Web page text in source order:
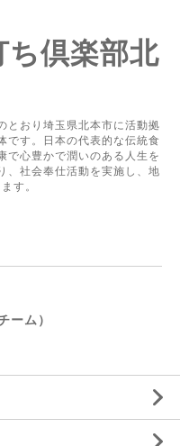
ち倶楽部北
とおり埼玉県北本市に活動拠
です。日本の代表的な伝統食
で心豊かで潤いのある人生を
、社会奉仕活動を実施し、地
す。
ーム）